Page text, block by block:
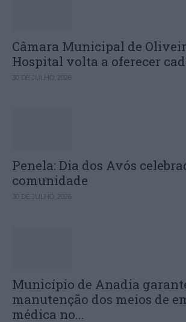
Câmara Municipal de
Hospital volta a oferecer
30 DE JULHO, 2026
Penela: Dia dos Avós
comunidade
30 DE JULHO, 2026
Município de Anadia
manutenção dos meios de
médica no...